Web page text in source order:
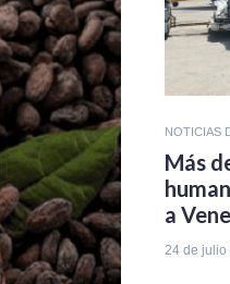
NOTICIAS
Más
a
24 de julio